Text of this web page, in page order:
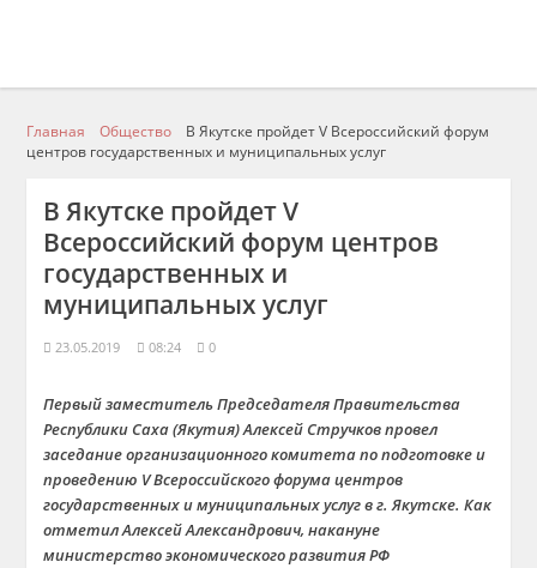
Главная Общество
В Якутске пройдет V Всероссийский форум
центров государственных и муниципальных услуг
В Якутске пройдет V
Всероссийский форум центров
государственных и
муниципальных услуг
23.05.2019 08:24 0
Первый заместитель Председателя Правительства
Республики Саха (Якутия) Алексей Стручков провел
заседание организационного комитета по подготовке и
проведению V Всероссийского форума центров
государственных и муниципальных услуг в г. Якутске. Как
отметил Алексей Александрович, накануне
министерство экономического развития РФ